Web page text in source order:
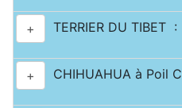
+ TERRIER DU TIBET
+ CHIHUAHUA à Poil